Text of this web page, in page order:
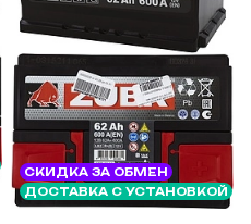
СКИДКА ЗА ОБМЕН
ДОСТАВКА С УСТАНОВКОЙ